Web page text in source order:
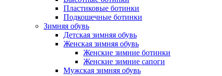
Пластиковые ботинки
Подкошечные ботинки
Зимняя обувь
Детская зимняя обувь
Женская зимняя обувь
Женские зимние ботинки
Женские зимние сапоги
Мужская зимняя обувь